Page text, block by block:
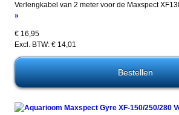
Verlengkabel van 2 meter voor de Maxspect
»
€ 16,95
Excl. BTW: € 14,01